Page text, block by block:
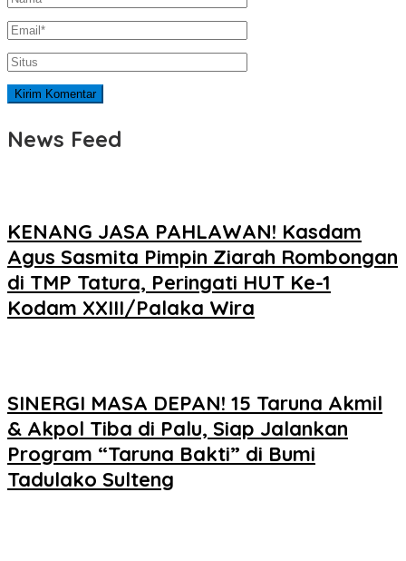
News Feed
KENANG JASA PAHLAWAN! Kasdam
Agus Sasmita Pimpin Ziarah Rombongan
di TMP Tatura, Peringati HUT Ke-1
Kodam XXIII/Palaka Wira
SINERGI MASA DEPAN! 15 Taruna Akmil
& Akpol Tiba di Palu, Siap Jalankan
Program “Taruna Bakti” di Bumi
Tadulako Sulteng